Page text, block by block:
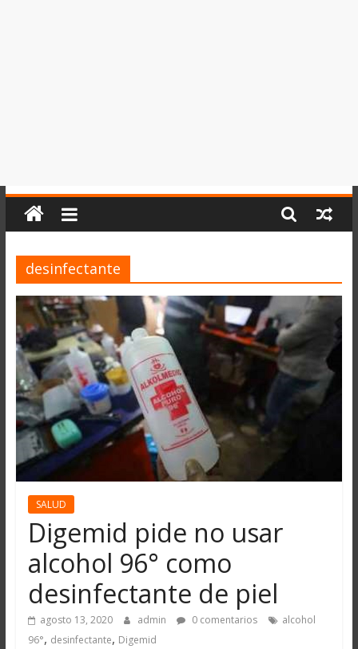
desinfectante
SALUD
Digemid pide no usar
alcohol 96° como
desinfectante de piel
agosto 13, 2020 admin 0 comentarios
alcohol
96°, desinfectante, Digemid